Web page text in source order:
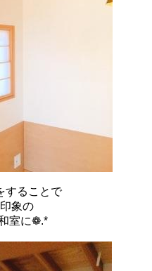
することで
象の
室に❁.*